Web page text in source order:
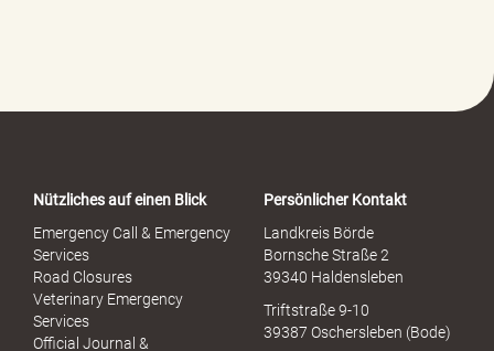
o
S
Nützliches auf einen Blick
Emergency Call & Emergency
Services
Road Closures
Veterinary Emergency
Services
Official Journal &
Persönlicher Kontakt
Landkreis Börde
Bornsche Straße 2
39340 Haldensleben
Triftstraße 9-10
39387 Oschersleben (Bode)